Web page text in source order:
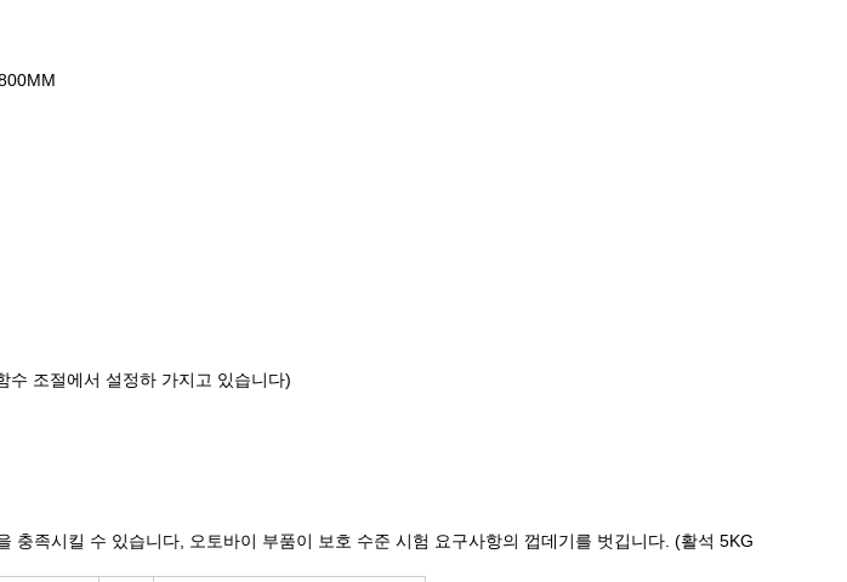
수 조절에서 설정하 가지고 있습니다)
족시킬 수 있습니다, 오토바이 부품이 보호 수준 시험 요구사항의 껍데기를 벗깁니다. (활석 5KG